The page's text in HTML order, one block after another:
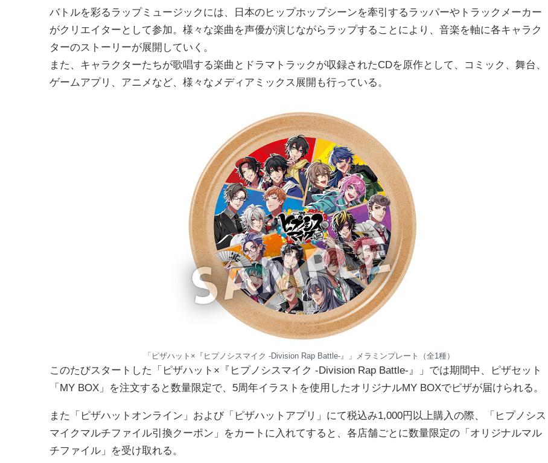
バトルを彩るラップミュージックには、日本のヒップホップシーンを牽引するラッパーやトラックメーカー
がクリエイターとして参加。様々な楽曲を声優が演じながらラップすることにより、音楽を軸に各キャラク
ターのストーリーが展開していく。
また、キャラクターたちが歌唱する楽曲とドラマトラックが収録されたCDを原作として、コミック、舞台、
ゲームアプリ、アニメなど、様々なメディアミックス展開も行っている。
「ピザハット×『ヒプノシスマイク -Division Rap Battle-』」メラミンプレート（全1種）
このたびスタートした「ピザハット×『ヒプノシスマイク -Division Rap Battle-』」では期間中、ピザセット
「MY BOX」を注文すると数量限定で、5周年イラストを使用したオリジナルMY BOXでピザが届けられる。
また「ピザハットオンライン」および「ピザハットアプリ」にて税込み1,000円以上購入の際、「ヒプノシス
マイクマルチファイル引換クーポン」をカートに入れてすると、各店舗ごとに数量限定の「オリジナルマル
チファイル」を受け取れる。